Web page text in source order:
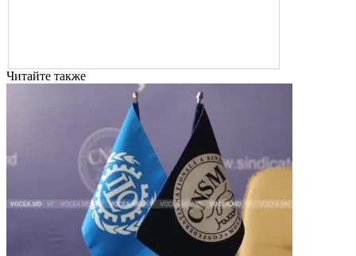
Читайте также